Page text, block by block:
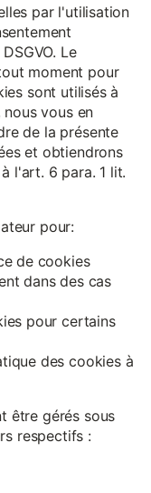
par l'utilisation
Le
moment pour
sont utilisés à
vous en
de la présente
et obtiendrons
l'art. 6 para. 1 lit.
pour:
de cookies
dans des cas
pour certains
des cookies à
être gérés sous
respectifs :